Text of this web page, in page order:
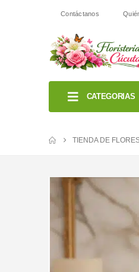
Contáctanos
CATEGORIAS
TIENDA DE